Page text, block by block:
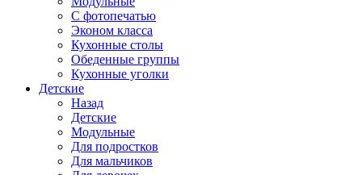
С фотопечатью
Эконом класса
Кухонные столы
Обеденные группы
Кухонные уголки
Детские
Назад
Детские
Модульные
Для подростков
Для мальчиков